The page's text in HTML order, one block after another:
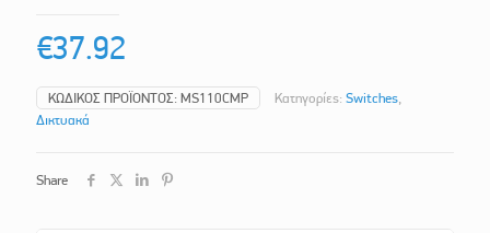
€37.92
ΚΩΔΙΚΌΣ ΠΡΟΪΌΝΤΟΣ: MS110CMP Κατηγορίες: Switches,
Δικτυακά
Share